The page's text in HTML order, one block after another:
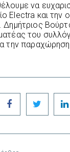
να
Electra και την
Δημήτριος
του
την
Facebook